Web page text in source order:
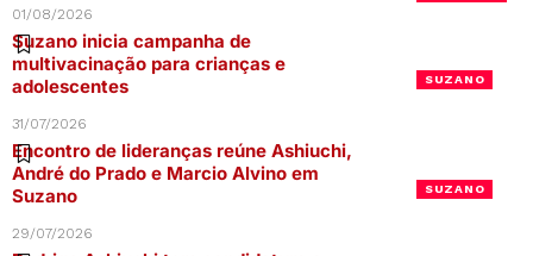
01/08/2026
SUZANO
Suzano inicia campanha de
multivacinação para crianças e
adolescentes
31/07/2026
SUZANO
Encontro de lideranças reúne Ashiuchi,
André do Prado e Marcio Alvino em
Suzano
29/07/2026